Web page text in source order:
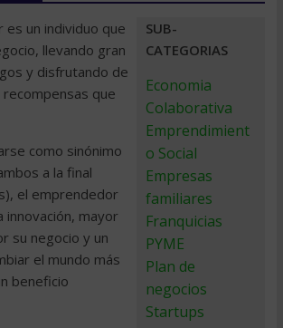
SUB-
CATEGORIAS
Economia
Colaborativa
Emprendimient
o Social
Empresas
familiares
Franquicias
PYME
Plan de
negocios
Startups
es un individuo que
llevando gran
y disfrutando de
que
como sinónimo
a la final
el emprendedor
innovación, mayor
su negocio y un
el mundo más
beneficio